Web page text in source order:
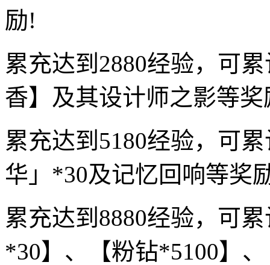
励!
累充达到2880经验，可
香】及其设计师之影等奖
累充达到5180经验，可
华」*30及记忆回响等奖
累充达到8880经验，可
*30】、【粉钻*5100】